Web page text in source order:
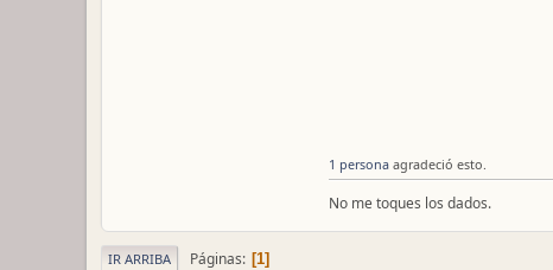
1 persona agradeció esto.
No me toques los dados.
IR ARRIBA Páginas 1